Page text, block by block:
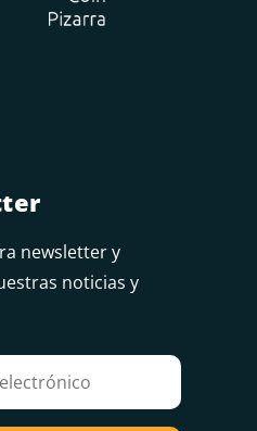
newsletter y
noticias y